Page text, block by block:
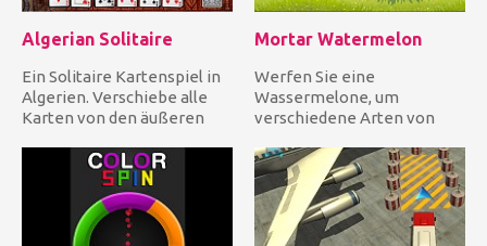
Algerian Solitaire
Ein Solitaire Kartenspiel in
Algerien. Verschiebe alle
Karten von den äußeren
Mortar Watermelon
Werfen Sie eine
Wassermelone, um
verschiedene Arten von
und legen Sie sie...